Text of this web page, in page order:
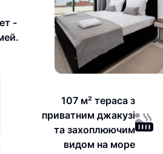
-
107 м² тераса з
приватним джакузі
та захоплюючим
видом на море